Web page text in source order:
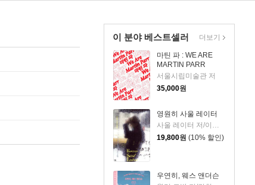
이 분야 베스트셀러
마틴 파 : WE ARE
MARTIN PARR
서울시립미술관 저
35,000원
영원히 사울 레이터
사울 레이터 저/이지민 역
19,800원 (10% 할인)
우연히, 웨스 앤더슨
더보기